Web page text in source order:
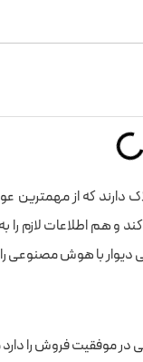
دارند که از مهمترین
اطلاعات لازم را
دیوار با هوش
موفقیت فروش را